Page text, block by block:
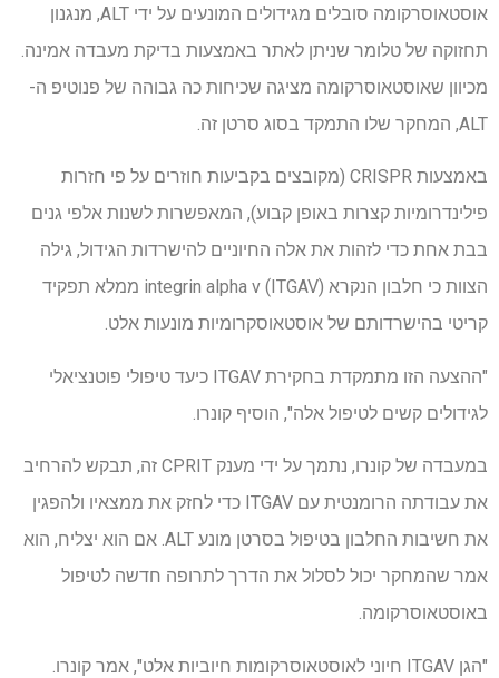
אוסטאוסרקומה סובלים מגידולים המונעים על ידי ALT, מנגנון
תחזוקה של טלומר שניתן לאתר באמצעות בדיקת מעבדה אמינה.
מכיוון שאוסטאוסרקומה מציגה שכיחות כה גבוהה של פנוטיפ ה-
ALT, המחקר שלו התמקד בסוג סרטן זה.
באמצעות CRISPR (מקובצים בקביעות חוזרים על פי חזרות
פילינדרומיות קצרות באופן קבוע), המאפשרות לשנות אלפי גנים
בבת אחת כדי לזהות את אלה החיוניים להישרדות הגידול, גילה
הצוות כי חלבון הנקרא integrin alpha v (ITGAV) ממלא תפקיד
קריטי בהישרדותם של אוסטאוסקרומיות מונעות אלט.
"ההצעה הזו מתמקדת בחקירת ITGAV כיעד טיפולי פוטנציאלי
לגידולים קשים לטיפול אלה", הוסיף קונרו.
במעבדה של קונרו, נתמך על ידי מענק CPRIT זה, תבקש להרחיב
את עבודתה הרומנטית עם ITGAV כדי לחזק את ממצאיו ולהפגין
את חשיבות החלבון בטיפול בסרטן מונע ALT. אם הוא יצליח, הוא
אמר שהמחקר יכול לסלול את הדרך לתרופה חדשה לטיפול
באוסטאוסרקומה.
"הגן ITGAV חיוני לאוסטאוסרקומות חיוביות אלט", אמר קונרו.